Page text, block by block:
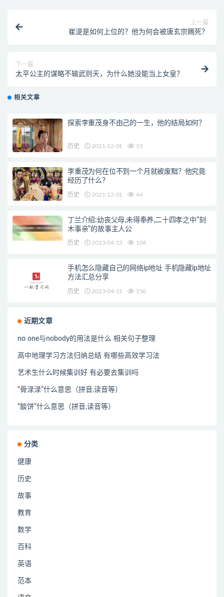
上一篇
崔湜是如何上位的？他为何会被唐玄宗赐死？
下一篇
太平公主的谋略不输武则天，为什么她没能当上女皇？
相关文章
探索李重茂身不由己的一生，他的结局如何？
历史 2021-12-01 55
李重茂为何在位不到一个月就被废黜？他究竟
经历了什么？
历史 2021-12-01 44
丁兰介绍:幼丧父母,未得奉养,二十四孝之中”刻
木事亲”的故事主人公
历史 2023-04-13 104
手机怎么隐藏自己的网络ip地址 手机隐藏ip地址
方法汇总分享
历史 2023-04-11 156
近期文章
no one与nobody的用法是什么 相关句子整理
高中地理学习方法归纳总结 有哪些高效学习法
艺术生什么时候集训好 有必要去集训吗
“骨渌渌”什么意思（拼音,读音等）
“餤饼”什么意思（拼音,读音等）
分类
健康
历史
故事
教育
数学
百科
英语
范本